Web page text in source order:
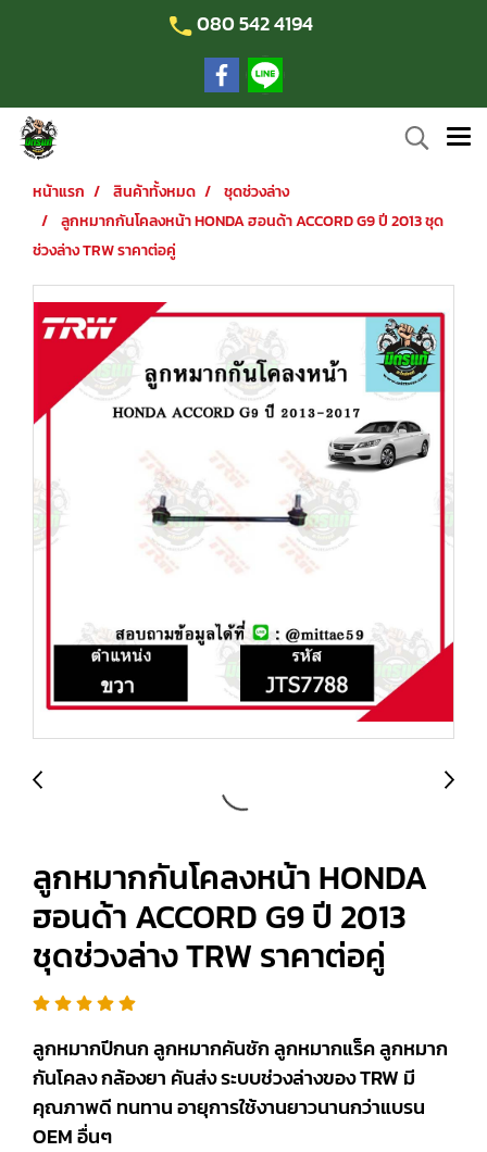
080 542 4194
หน้าแรก สินค้าทั้งหมด
ชุดช่วงล่าง
ลูกหมากกันโคลงหน้า HONDA ฮอนด้า ACCORD G9 ปี 2013 ชุด
ช่วงล่าง TRW ราคาต่อคู่
ลูกหมากกันโคลงหน้า HONDA
ฮอนด้า ACCORD G9 ปี 2013
ชุดช่วงล่าง TRW ราคาต่อคู่
ลูกหมากปีกนก ลูกหมากคันชัก ลูกหมากแร็ค ลูกหมาก
กันโคลง กล้องยา คันส่ง ระบบช่วงล่างของ TRW มี
คุณภาพดี ทนทาน อายุการใช้งานยาวนานกว่าแบรน
OEM อื่นๆ